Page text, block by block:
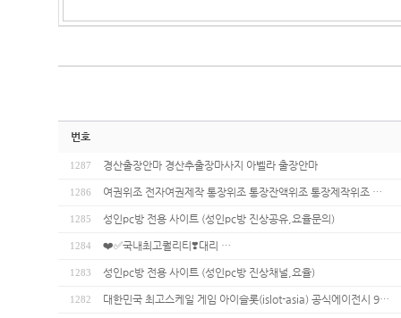
번호
1287 경산출장안마 경산추출장마사지 아벨라 출장안마
1286 여권위조 전자여권제작 통장위조 통장잔액위조 통장제작위조 …
1285 성인pc방 전용 사이트 (성인pc방 진상공유,요율문의)
1284 ❤️✅국내최고퀄리티❣️대리…
1283 성인pc방 전용 사이트 (성인pc방 진상채널,요율)
1282 대한민국 최고스케일 게임 아이슬롯(islot-asia) 공식에이전시 9…